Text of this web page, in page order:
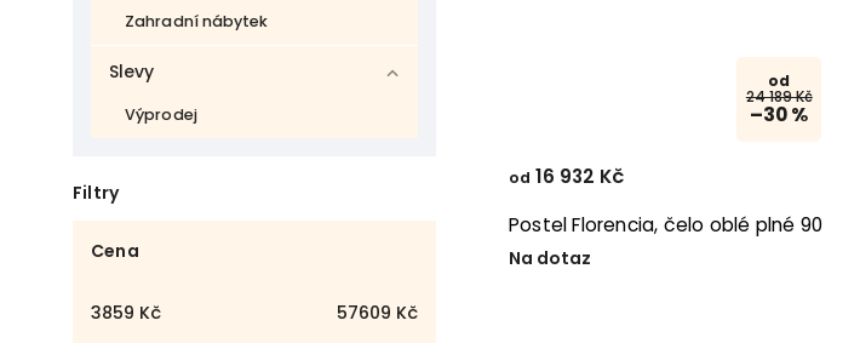
Zahradní nábytek
Slevy
Výprodej
Filtry
Cena
3859 Kč 57609 Kč
od
24 189 Kč
–30 %
Postel Florencia, čelo oblé plné 90
Na dotaz
od 16 932 Kč